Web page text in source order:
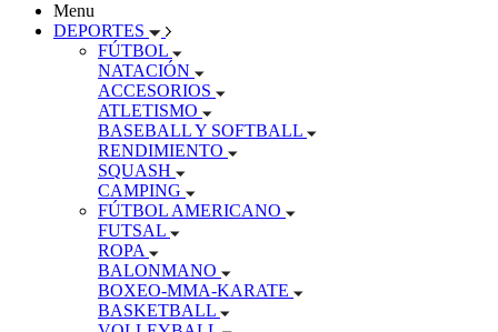
Menu
DEPORTES
FÚTBOL
NATACIÓN
ACCESORIOS
ATLETISMO
BASEBALL Y SOFTBALL
RENDIMIENTO
SQUASH
CAMPING
FÚTBOL AMERICANO
FUTSAL
ROPA
BALONMANO
BOXEO-MMA-KARATE
BASKETBALL